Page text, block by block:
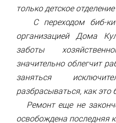
только детское
С переходом биб-
организацией Дома
заботы
значительно облегчит
заняться
разбрасываться, как
Ремонт еще не
освобождена последняя